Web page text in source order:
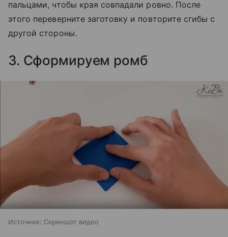
пальцами, чтобы края совпадали ровно. После
этого переверните заготовку и повторите сгибы с
другой стороны.
3. Сформируем ромб
Источник: Скриншот видео